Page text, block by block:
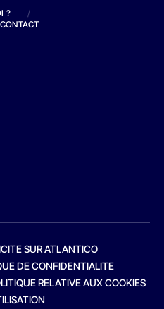
?
/
CONTACT
SUR ATLANTICO
DE CONFIDENTIALITE
RELATIVE AUX COOKIES